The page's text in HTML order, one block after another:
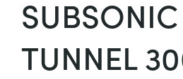
TUNNEL